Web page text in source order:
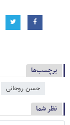
برچسب‌ها
حسن روحانی
نظر شما